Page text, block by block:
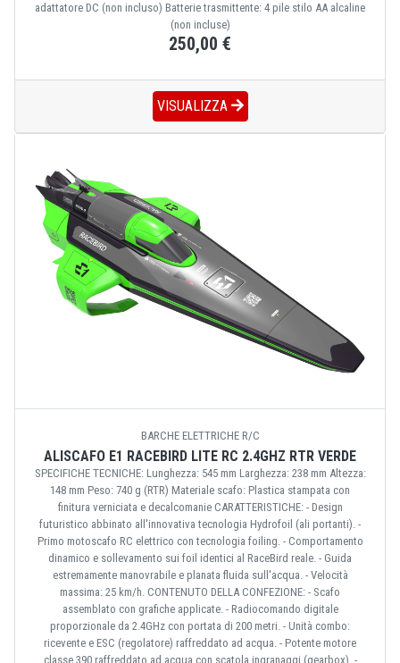
adattatore DC (non incluso) Batterie trasmittente: 4 pile stilo AA alcaline
(non incluse)
250,00 €
VISUALIZZA
BARCHE ELETTRICHE R/C
ALISCAFO E1 RACEBIRD LITE RC 2.4GHZ RTR VERDE
SPECIFICHE TECNICHE: Lunghezza: 545 mm Larghezza: 238 mm Altezza:
148 mm Peso: 740 g (RTR) Materiale scafo: Plastica stampata con
finitura verniciata e decalcomanie CARATTERISTICHE: - Design
futuristico abbinato all'innovativa tecnologia Hydrofoil (ali portanti). -
Primo motoscafo RC elettrico con tecnologia foiling. - Comportamento
dinamico e sollevamento sui foil identici al RaceBird reale. - Guida
estremamente manovrabile e planata fluida sull'acqua. - Velocità
massima: 25 km/h. CONTENUTO DELLA CONFEZIONE: - Scafo
assemblato con grafiche applicate. - Radiocomando digitale
proporzionale da 2.4GHz con portata di 200 metri. - Unità combo:
ricevente e ESC (regolatore) raffreddato ad acqua. - Potente motore
classe 390 raffreddato ad acqua con scatola ingranaggi (gearbox). -